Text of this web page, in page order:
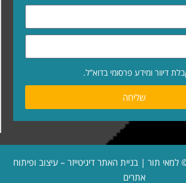
דיוור ומידע פרסומי בדוא”ל.
שליחה
למאי תור | בניית האתר דיגיטייזר – עיצוב ופיתוח
אתרים